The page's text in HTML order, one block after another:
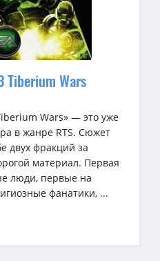
Tiberium Wars
Wars» — это уже
в жанре RTS. Сюжет
двух фракций за
материал. Первая
люди, первые на
фанатики, ...